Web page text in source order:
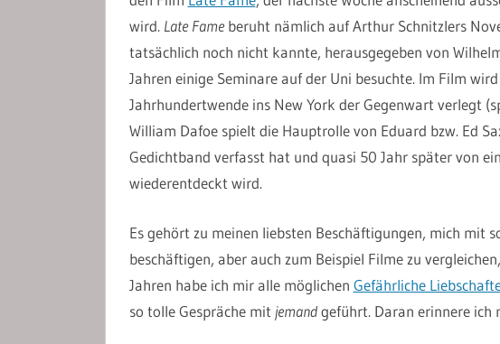
wird. Late Fameberuht nämlich auf Arthur Schnitzlers
tatsächlich noch nicht kannte, herausgegeben von
Jahren einige Seminare auf der Uni besuchte. Im Film
Jahrhundertwende ins New York der Gegenwart verlegt
William Dafoe spielt die Hauptrolle von Eduard bzw. Ed
Gedichtband verfasst hat und quasi 50 Jahr später von
wiederentdeckt wird.
Es gehört zu meinen liebsten Beschäftigungen, mich mit
beschäftigen, aber auch zum Beispiel Filme zu
Jahren habe ich mir alle möglichen Gefährliche
so tolle Gespräche mit jemandgeführt. Daran erinnere ich